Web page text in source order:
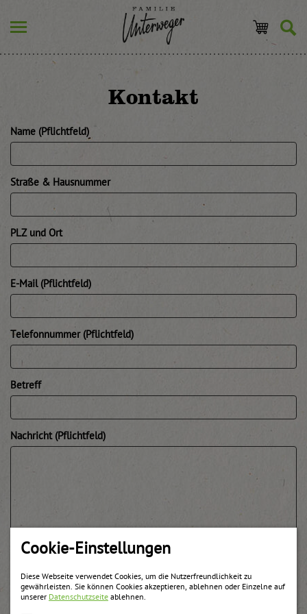
Cookie-Einstellungen
Diese Webseite verwendet Cookies, um die Nutzerfreundlichkeit zu
gewährleisten. Sie können Cookies akzeptieren, ablehnen oder Einzelne auf
unserer Datenschutzseite ablehnen.
Kontakt
Name (Pflichtfeld)
Straße & Hausnummer
PLZ und Ort
E-Mail (Pflichtfeld)
Telefonnummer (Pflichtfeld)
Betreff
Nachricht (Pflichtfeld)